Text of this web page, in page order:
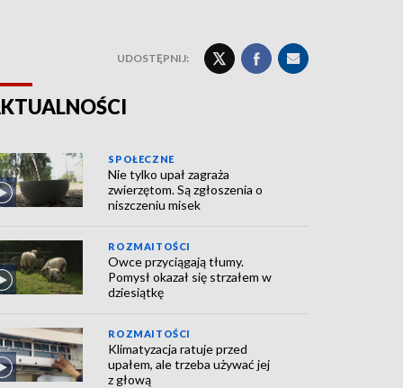
UDOSTĘPNIJ:
SPOŁECZNE
Nie tylko upał zagraża
zwierzętom. Są zgłoszenia o
niszczeniu misek
ROZMAITOŚCI
Owce przyciągają tłumy.
Pomysł okazał się strzałem w
dziesiątkę
ROZMAITOŚCI
Klimatyzacja ratuje przed
upałem, ale trzeba używać jej
z głową